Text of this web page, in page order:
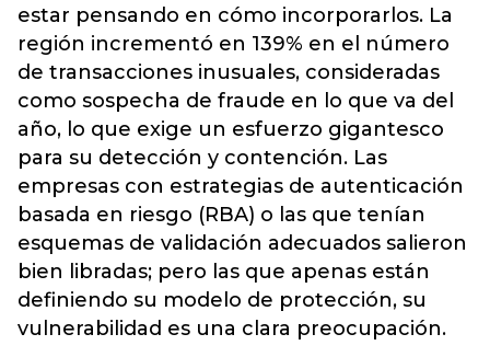
estar pensando en cómo incorporarlos. La
región incrementó en 139% en el número
de transacciones inusuales, consideradas
como sospecha de fraude en lo que va del
año, lo que exige un esfuerzo gigantesco
para su detección y contención. Las
empresas con estrategias de autenticación
basada en riesgo (RBA) o las que tenían
esquemas de validación adecuados salieron
bien libradas; pero las que apenas están
definiendo su modelo de protección, su
vulnerabilidad es una clara preocupación.